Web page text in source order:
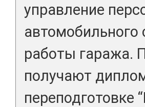
управление
автомобильного
работы гаража.
получают
переподготовке